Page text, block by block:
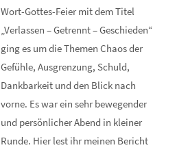
Wort-Gottes-Feier mit dem Titel
„Verlassen – Getrennt – Geschieden“
ging es um die Themen Chaos der
Gefühle, Ausgrenzung, Schuld,
Dankbarkeit und den Blick nach
vorne. Es war ein sehr bewegender
und persönlicher Abend in kleiner
Runde. Hier lest ihr meinen Bericht